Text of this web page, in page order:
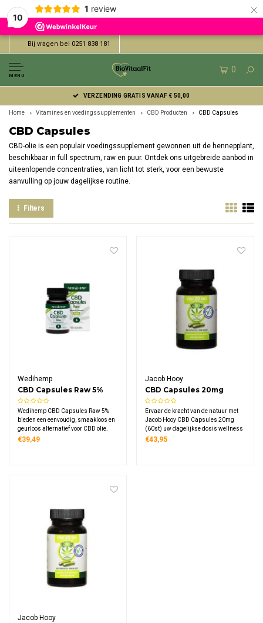
10
1 review ×
Bij vragen bel 0251 838 181
MENU
0
EENVOUDIG ONLINE BETALEN MET IDEAL | WERO
Home Vitamines en voedingssupplementen CBD Producten CBD Capsules
CBD Capsules
CBD-olie is een populair voedingssupplement gewonnen uit de hennepplant,
beschikbaar in full spectrum, raw en puur. Ontdek ons uitgebreide aanbod in
uiteenlopende concentraties, van licht tot sterk, voor een bewuste
aanvulling op jouw dagelijkse routine.
Filters
Wedihemp
CBD Capsules Raw 5%
(60st)
Wedihemp CBD Capsules Raw 5%
bieden een eenvoudig, smaakloos en
geurloos alternatief voor CBD olie.
Deze full-spectrum capsules zijn
€39,49
Jacob Hooy
CBD Capsules 20mg
(60st)
Ervaar de kracht van de natuur met
Jacob Hooy CBD Capsules 20mg
(60st) uw dagelijkse dosis wellness
in een handige capsule.
€43,95
Jacob Hooy